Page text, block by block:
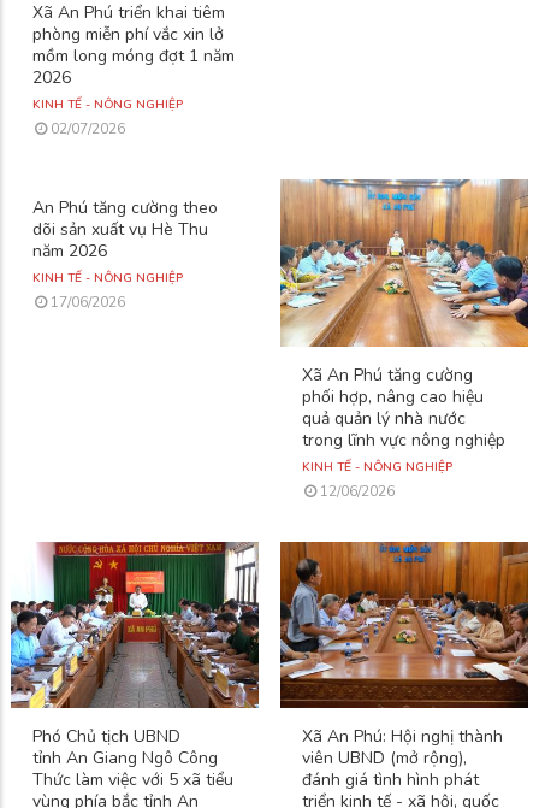
Xã An Phú triển khai tiêm
phòng miễn phí vắc xin lở
mồm long móng đợt 1 năm
2026
KINH TẾ - NÔNG NGHIỆP
02/07/2026
An Phú tăng cường theo
dõi sản xuất vụ Hè Thu
năm 2026
KINH TẾ - NÔNG NGHIỆP
17/06/2026
Xã An Phú tăng cường
phối hợp, nâng cao hiệu
quả quản lý nhà nước
trong lĩnh vực nông nghiệp
KINH TẾ - NÔNG NGHIỆP
12/06/2026
Phó Chủ tịch UBND
tỉnh An Giang Ngô Công
Thức làm việc với 5 xã tiểu
vùng phía bắc tỉnh An
Xã An Phú: Hội nghị thành
viên UBND (mở rộng),
đánh giá tình hình phát
triển kinh tế - xã hội, quốc